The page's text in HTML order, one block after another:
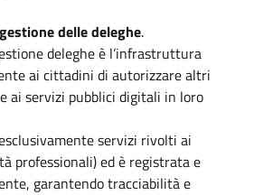
delle deleghe.
deleghe è l’infrastruttura
ai cittadini di autorizzare altri
ai servizi pubblici digitali in loro
servizi rivolti ai
professionali) ed è registrata e
garantendo tracciabilità e